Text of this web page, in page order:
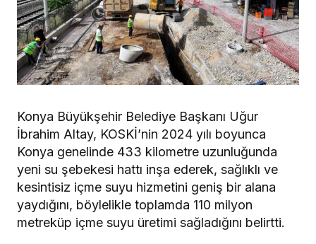
Konya Büyükşehir Belediye Başkanı Uğur
İbrahim Altay, KOSKİ’nin 2024 yılı boyunca
Konya genelinde 433 kilometre uzunluğunda
yeni su şebekesi hattı inşa ederek, sağlıklı ve
kesintisiz içme suyu hizmetini geniş bir alana
yaydığını, böylelikle toplamda 110 milyon
metreküp içme suyu üretimi sağladığını belirtti.